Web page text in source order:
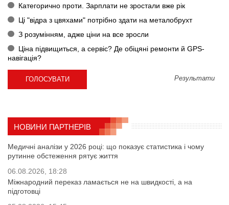
Категорично проти. Зарплати не зростали вже рік
Ці "відра з цвяхами" потрібно здати на металобрухт
З розумінням, адже ціни на все зросли
Ціна підвищиться, а сервіс? Де обіцяні ремонти й GPS-
навігація?
Результати
НОВИНИ ПАРТНЕРІВ
Медичні аналізи у 2026 році: що показує статистика і чому
рутинне обстеження рятує життя
06.08.2026, 18:28
Міжнародний переказ ламається не на швидкості, а на
підготовці